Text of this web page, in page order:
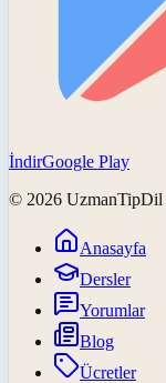
İndirGoogle Play
© 2026 UzmanTipDil
Anasayfa
Dersler
Yorumlar
Blog
Ücretler